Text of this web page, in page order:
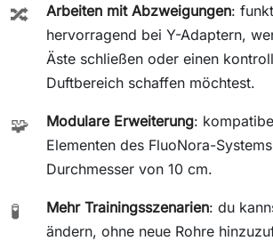
🔀 Arbeiten mit Abzweigungen:
hervorragend bei Y-Adaptern,
Äste schließen oder einen
Duftbereich schaffen möchtest.
🧩 Modulare Erweiterung:
Elementen des FluoNora-
Durchmesser von 10 cm.
🧪 Mehr Trainingsszenarien: du
ändern, ohne neue Rohre